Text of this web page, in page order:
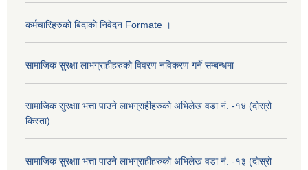
कर्मचारिहरुको बिदाको निवेदन Formate ।
सामाजिक सुरक्षा लाभग्राहीहरुको विवरण नविकरण गर्ने सम्बन्धमा
सामाजिक सुरक्षाा भत्ता पाउने लाभग्राहीहरुको अभिलेख वडा नं. -१४ (दोस्रो
किस्ता)
सामाजिक सुरक्षाा भत्ता पाउने लाभग्राहीहरुको अभिलेख वडा नं. -१३ (दोस्रो